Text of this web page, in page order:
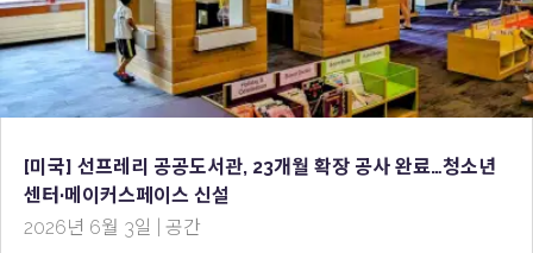
[미국] 선프레리 공공도서관, 23개월 확장 공사 완료…청소년
센터·메이커스페이스 신설
2026년 6월 3일
공간